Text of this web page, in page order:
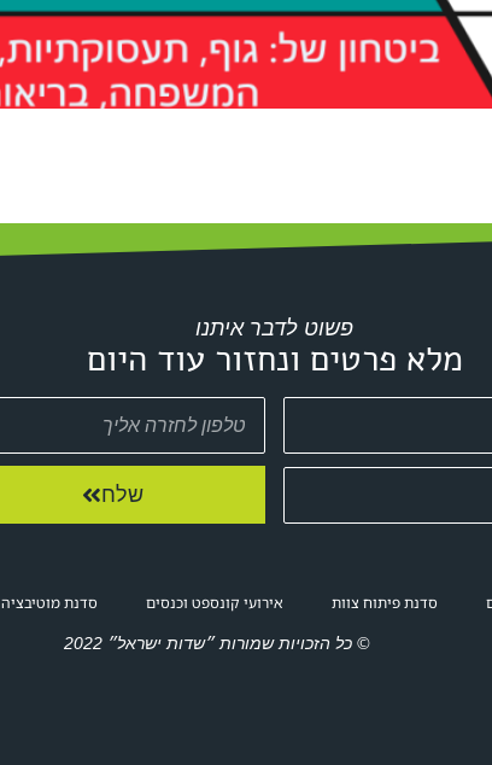
פשוט לדבר איתנו
מלא פרטים ונחזור עוד היום
שלח
סדנת פיתוח צוות אירועי קונספט וכנסים סדנת מוטיבציה
© כל הזכויות שמורות ״שדות ישראל״ 2022